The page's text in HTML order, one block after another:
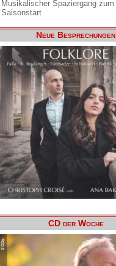
Musikalischer Spaziergang zum
Saisonstart
Neue Besprechungen
CD der Woche